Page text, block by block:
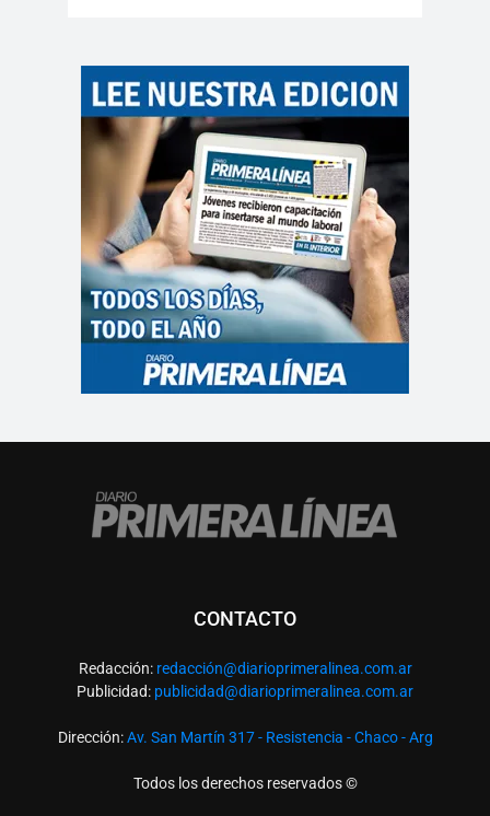
CONTACTO
Redacción: redacción@diarioprimeralinea.com.ar
Publicidad: publicidad@diarioprimeralinea.com.ar
Dirección:Av. San Martín 317 - Resistencia - Chaco - Arg
Todos los derechos reservados ©